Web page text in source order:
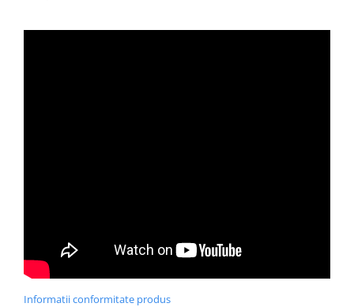
Informatii conformitate produs